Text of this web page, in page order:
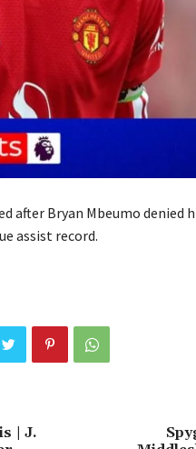
after Bryan Mbeumo denied
assist record.
| J.